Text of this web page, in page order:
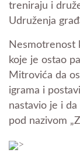
treniraju i
Udruženja
Nesmotrenost
koje je ostao
Mitrovića da
igrama i
nastavio je i
pod nazivom
>